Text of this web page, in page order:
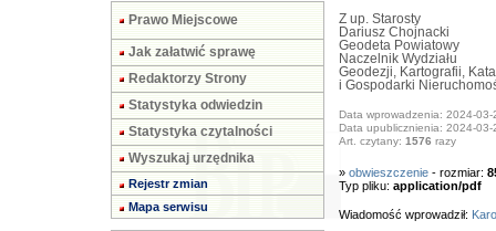
Prawo Miejscowe
Jak załatwić sprawę
Redaktorzy Strony
Statystyka odwiedzin
Statystyka czytalności
Wyszukaj urzędnika
Rejestr zmian
Mapa serwisu
Z up. Starosty
Dariusz Chojnacki
Geodeta Powiatowy
Naczelnik Wydziału
Geodezji, Kartografii,
i Gospodarki
Data wprowadzenia: 2024-03-
Data upublicznienia: 2024-03-
Art. czytany: 1576 razy
» obwieszczenie- rozmiar:
Typ pliku: application/pdf
Wiadomość wprowadził: